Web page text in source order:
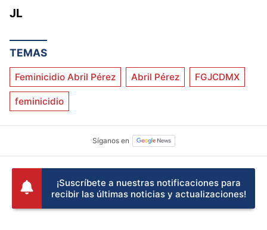
JL
TEMAS
Feminicidio Abril Pérez Abril Pérez FGJCDMX
feminicidio
¡Suscríbete a nuestras notificaciones para
recibir las últimas noticias y actualizaciones!